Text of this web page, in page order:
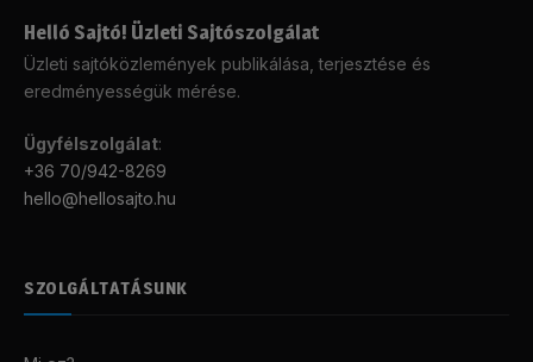
Helló Sajtó! Üzleti Sajtószolgálat
Üzleti sajtóközlemények publikálása, terjesztése és
eredményességük mérése.
Ügyfélszolgálat:
+36 70/942-8269
hello@hellosajto.hu
SZOLGÁLTATÁSUNK